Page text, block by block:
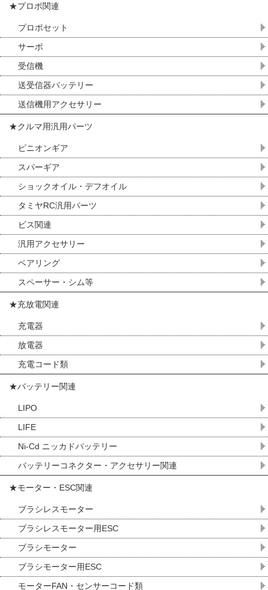
★プロポ関連
プロポセット
サーボ
受信機
送受信器バッテリー
送信機用アクセサリー
★クルマ用汎用パーツ
ピニオンギア
スパーギア
ショックオイル・デフオイル
タミヤRC汎用パーツ
ビス関連
汎用アクセサリー
ベアリング
スペーサー・シム等
★充放電関連
充電器
放電器
充電コード類
★バッテリー関連
LIPO
LIFE
Ni-Cd ニッカドバッテリー
バッテリーコネクター・アクセサリー関連
★モーター・ESC関連
ブラシレスモーター
ブラシレスモーター用ESC
ブラシモーター
ブラシモーター用ESC
モーターFAN・センサーコード類